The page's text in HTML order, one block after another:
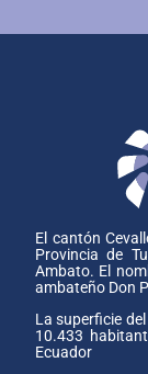
El cantón
Provincia de
Ambato. El
ambateño Don
La superficie
10.433
Ecuador